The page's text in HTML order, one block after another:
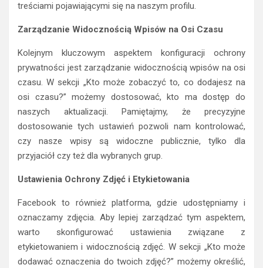
treściami pojawiającymi się na naszym profilu.
Zarządzanie Widocznością Wpisów na Osi Czasu
Kolejnym kluczowym aspektem konfiguracji ochrony
prywatności jest zarządzanie widocznością wpisów na osi
czasu. W sekcji „Kto może zobaczyć to, co dodajesz na
osi czasu?” możemy dostosować, kto ma dostęp do
naszych aktualizacji. Pamiętajmy, że precyzyjne
dostosowanie tych ustawień pozwoli nam kontrolować,
czy nasze wpisy są widoczne publicznie, tylko dla
przyjaciół czy też dla wybranych grup.
Ustawienia Ochrony Zdjęć i Etykietowania
Facebook to również platforma, gdzie udostępniamy i
oznaczamy zdjęcia. Aby lepiej zarządzać tym aspektem,
warto skonfigurować ustawienia związane z
etykietowaniem i widocznością zdjęć. W sekcji „Kto może
dodawać oznaczenia do twoich zdjęć?” możemy określić,